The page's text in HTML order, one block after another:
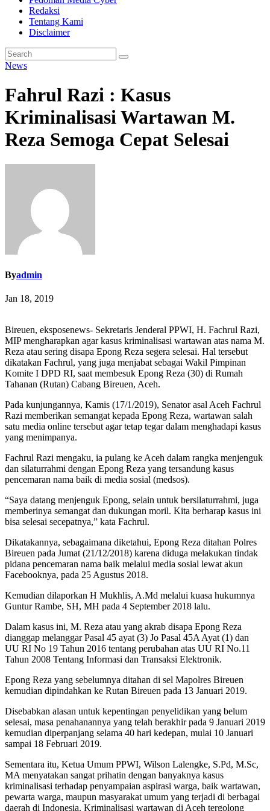
Redaksi
Tentang Kami
Disclaimer
News
Fahrul Razi : Kasus
Kriminalisasi Wartawan M.
Reza Semoga Cepat Selesai
Byadmin
Jan 18, 2019
Bireuen, eksposenews- Sekretaris Jenderal PPWI, H. Fachrul Razi,
MIP mengharapkan agar kasus kriminalisasi wartawan atas nama M.
Reza atau sering disapa Epong Reza segera selesai. Hal tersebut
dikatakan Fachrul, yang juga menjabat sebagai Wakil Pimpinan
Komite I DPD RI, saat membesuk Epong Reza (30) di Rumah
Tahanan (Rutan) Cabang Bireuen, Aceh.
Pada kunjungannya, Kamis (17/1/2019), Senator asal Aceh Fachrul
Razi memberikan semangat kepada Epong Reza, wartawan salah
satu media online tersebut agar tetap tegar dalam menghadapi kasus
yang menimpanya.
Fachrul Razi mengaku, ia pulang ke Aceh dalam rangka menjenguk
dan silaturrahmi dengan Epong Reza yang tersandung kasus
pencemaran nama baik di media sosial (medsos).
“Saya datang menjenguk Epong, selain untuk bersilaturrahmi, juga
memberinya semangat dan dukungan moril. Kita berharap kasus ini
bisa selesai secepatnya,” kata Fachrul.
Dikatakannya, sebagaimana diketahui, Epong Reza ditahan Polres
Bireuen pada Jumat (21/12/2018) karena diduga melakukan tindak
pidana pencemaran nama baik melalui media sosial lewat akun
Facebooknya, pada 25 Agustus 2018.
Kemudian dilaporkan H Mukhlis, A.Md melalui kuasa hukumnya
Guntur Rambe, SH, MH pada 4 September 2018 lalu.
Dalam kasus ini, M. Reza atau yang akrab disapa Epong Reza
dianggap melanggar Pasal 45 ayat (3) Jo Pasal 45A Ayat (1) dan
UU RI No 19 Tahun 2016 tentang perubahan atas UU RI No.11
Tahun 2008 Tentang Informasi dan Transaksi Elektronik.
Epong Reza yang sebelumnya ditahan di sel Mapolres Bireuen
kemudian dipindahkan ke Rutan Bireuen pada 13 Januari 2019.
Disebabkan alasan untuk kepentingan penyelidikan yang belum
selesai, masa penahanannya yang telah berakhir pada 9 Januari 2019
kemudian diperpanjang selama 40 hari kedepan, mulai 10 Januari
sampai 18 Februari 2019.
Sementara itu, Ketua Umum PPWI, Wilson Lalengke, S.Pd, M.Sc,
MA menyatakan sangat prihatin dengan banyaknya kasus
kriminalisasi terhadap penyampaian aspirasi warga, baik wartawan,
pewarta warga, maupun masyarakat umum yang terjadi di berbagai
daerah di Indonesia. Kriminalisasi wartawan di Aceh tergolong